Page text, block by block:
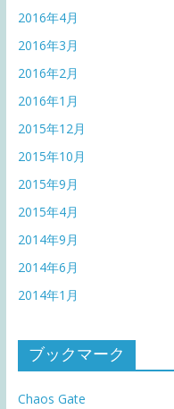
2016年4月
2016年3月
2016年2月
2016年1月
2015年12月
2015年10月
2015年9月
2015年4月
2014年9月
2014年6月
2014年1月
ブックマーク
Chaos Gate